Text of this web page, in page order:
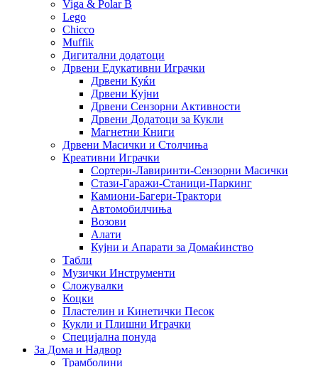
Viga & Polar B
Lego
Chicco
Muffik
Дигитални додатоци
Дрвени Едукативни Играчки
Дрвени Куќи
Дрвени Кујни
Дрвени Сензорни Активности
Дрвени Додатоци за Кукли
Магнетни Книги
Дрвени Масички и Столчиња
Креативни Играчки
Сортери-Лавиринти-Сензорни Масички
Стази-Гаражи-Станици-Паркинг
Камиони-Багери-Трактори
Автомобилчиња
Возови
Алати
Кујни и Апарати за Домаќинство
Табли
Музички Инструменти
Сложувалки
Коцки
Пластелин и Кинетички Песок
Кукли и Плишни Играчки
Специјална понуда
За Дома и Надвор
Трамболини